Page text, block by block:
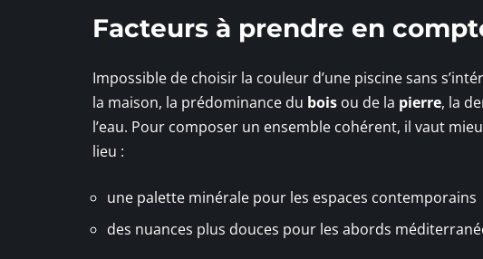
Facteurs à prendre en
Impossible de choisir la couleur d’une piscine sans
la maison, la prédominance du bois ou de la pierre, la
l’eau. Pour composer un ensemble cohérent, il vaut
lieu :
une palette minérale pour les espaces contemporains
des nuances plus douces pour les abords